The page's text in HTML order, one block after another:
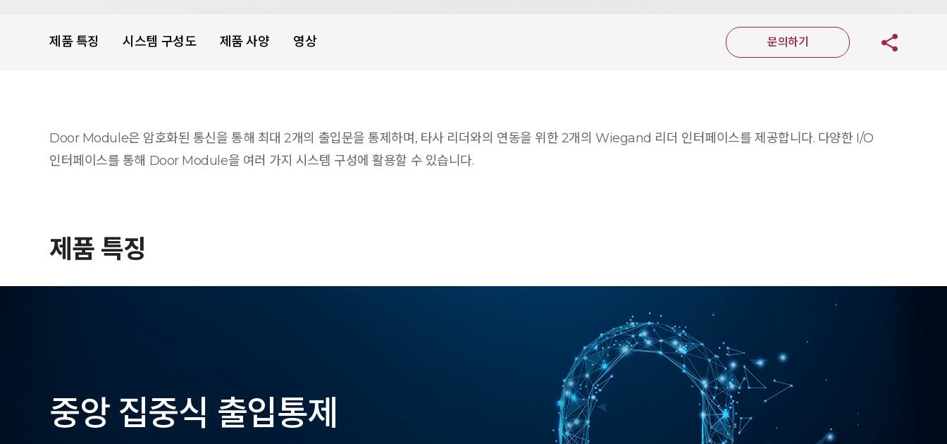
제품 특징 시스템 구성도 제품 사양 영상 문의하기
Door Module은 암호화된 통신을 통해 최대 2개의 출입문을 통제하며, 타사 리더와의 연동을 위한 2개의 Wiegand 리더 인터페이스를 제공합니다. 다양한 I/O
인터페이스를 통해 Door Module을 여러 가지 시스템 구성에 활용할 수 있습니다.
제품 특징
중앙 집중식 출입통제